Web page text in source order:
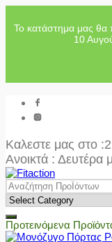
Το κατάστημα μας θα
10
Καλεστε μας στο
Ανοικτά : Δευτέρα
Προτεινόμενα